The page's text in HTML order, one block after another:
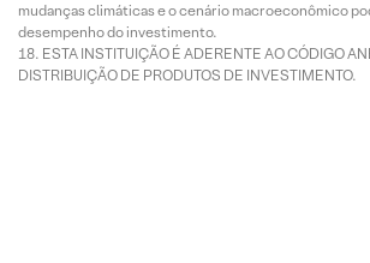
mudanças climáticas e o cenário macroeconômico
desempenho do investimento.
ESTA INSTITUIÇÃO É ADERENTE AO CÓDIGO
DISTRIBUIÇÃO DE PRODUTOS DE INVESTIMENTO.